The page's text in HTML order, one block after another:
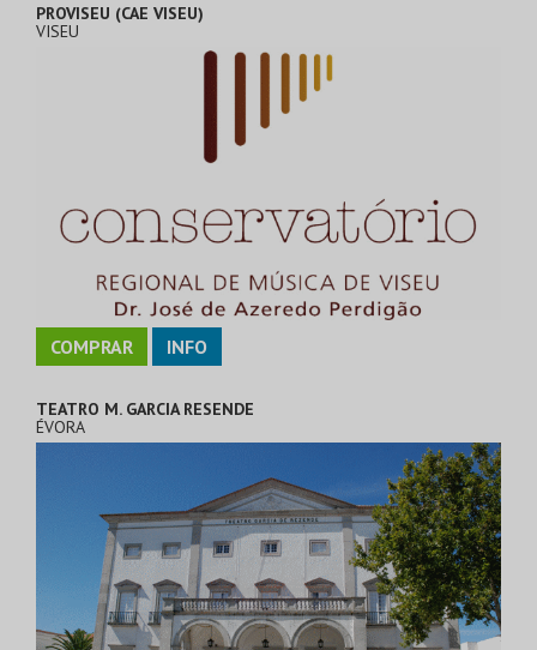
PROVISEU (CAE VISEU)
VISEU
COMPRAR INFO
TEATRO M. GARCIA RESENDE
ÉVORA